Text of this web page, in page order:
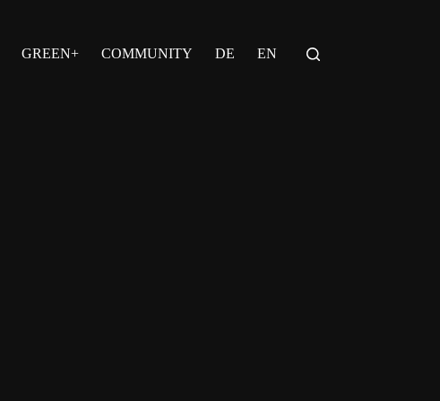
GREEN+ COMMUNITY DE EN